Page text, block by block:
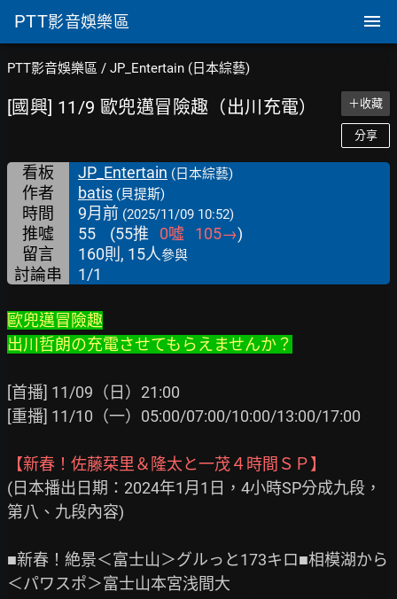
PTT影音娛樂區
PTT影音娛樂區 / JP_Entertain (日本綜藝)
[國興] 11/9 歐兜邁冒險趣（出川充電） ＋收藏
分享
看板 JP_Entertain (日本綜藝)
作者 batis (貝提斯)
時間 9月前 (2025/11/09 10:52)
推噓 55 (55推 0噓 105→)
留言
160則, 15人參與
討論串 1/1
歐兜邁冒險趣
出川哲朗の充電させてもらえませんか？
[首播] 11/09（日）21:00
[重播] 11/10（一）05:00/07:00/10:00/13:00/17:00
【新春！佐藤栞里＆隆太と一茂４時間ＳＰ】
(日本播出日期：2024年1月1日，4小時SP分成九段，
第八、九段內容)
■新春！絶景＜富士山＞グルっと173キロ■相模湖から
＜パワスポ＞富士山本宮浅間大